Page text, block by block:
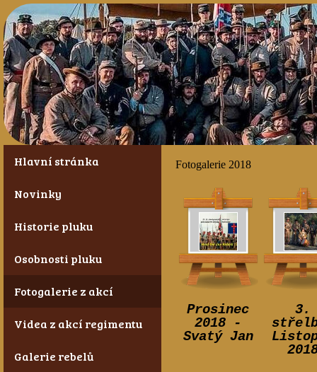
Hlavní stránka
Novinky
Historie pluku
Osobnosti pluku
Fotogalerie z akcí
Videa z akcí regimentu
Galerie rebelů
Fotogalerie 2018
Prosinec
2018 -
Svatý Jan
3.